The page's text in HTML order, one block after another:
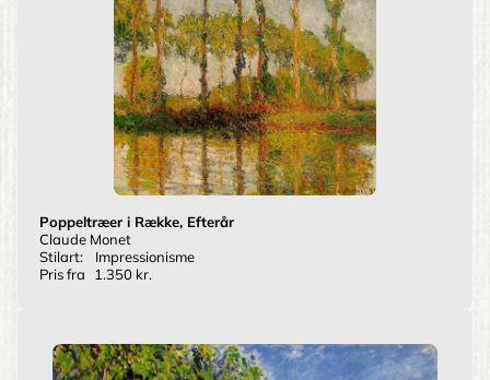
Poppeltræer i Række, Efterår
Claude Monet
Stilart:
Impressionisme
Pris fra
1.350 kr.